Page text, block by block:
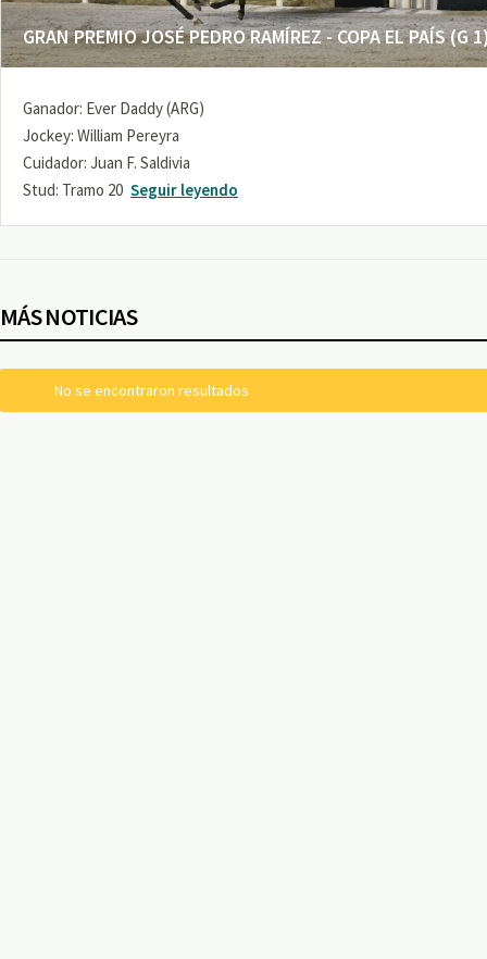
GRAN PREMIO JOSÉ PEDRO RAMÍREZ - COPA EL PAÍS (G
Ganador: Ever Daddy (ARG)
Jockey: William Pereyra
Cuidador: Juan F. Saldivia
Stud: Tramo 20 Seguir leyendo
MÁS NOTICIAS
No se encontraron resultados